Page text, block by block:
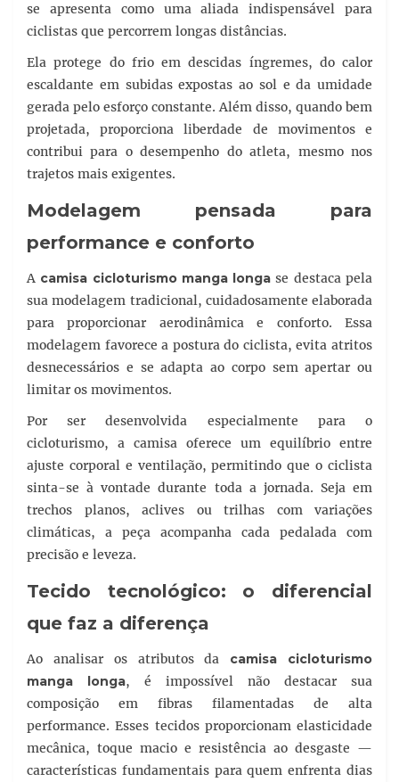
se apresenta como uma aliada indispensável para
ciclistas que percorrem longas distâncias.
Ela protege do frio em descidas íngremes, do calor
escaldante em subidas expostas ao sol e da umidade
gerada pelo esforço constante. Além disso, quando bem
projetada, proporciona liberdade de movimentos e
contribui para o desempenho do atleta, mesmo nos
trajetos mais exigentes.
Modelagem pensada para
performance e conforto
A camisa cicloturismo manga longa se destaca pela
sua modelagem tradicional, cuidadosamente elaborada
para proporcionar aerodinâmica e conforto. Essa
modelagem favorece a postura do ciclista, evita atritos
desnecessários e se adapta ao corpo sem apertar ou
limitar os movimentos.
Por ser desenvolvida especialmente para o
cicloturismo, a camisa oferece um equilíbrio entre
ajuste corporal e ventilação, permitindo que o ciclista
sinta-se à vontade durante toda a jornada. Seja em
trechos planos, aclives ou trilhas com variações
climáticas, a peça acompanha cada pedalada com
precisão e leveza.
Tecido tecnológico: o diferencial
que faz a diferença
Ao analisar os atributos da camisa cicloturismo
manga longa, é impossível não destacar sua
composição em fibras filamentadas de alta
performance. Esses tecidos proporcionam elasticidade
mecânica, toque macio e resistência ao desgaste —
características fundamentais para quem enfrenta dias